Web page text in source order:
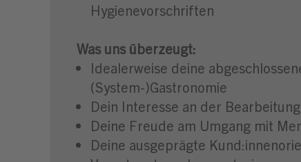
Hygienevorschriften
Was uns überzeugt:
Idealerweise deine
(System-)Gastronomie
Dein Interesse an der
Deine Freude am Umgang mit
Deine ausgeprägte